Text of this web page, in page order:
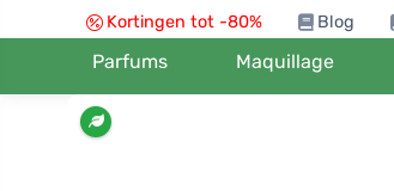
Kortingen tot -80% Blog
Parfums Maquillage